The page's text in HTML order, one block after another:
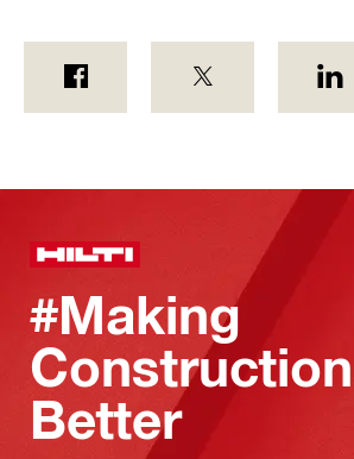
#Making
Construction
Better